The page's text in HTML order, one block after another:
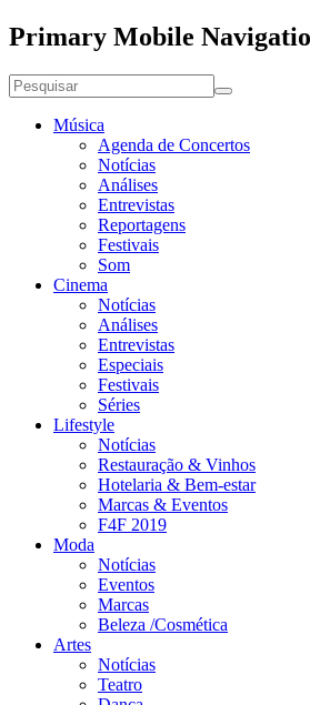
Primary Mobile
Música
Agenda de Concertos
Notícias
Análises
Entrevistas
Reportagens
Festivais
Som
Cinema
Notícias
Análises
Entrevistas
Especiais
Festivais
Séries
Lifestyle
Notícias
Restauração & Vinhos
Hotelaria & Bem-estar
Marcas & Eventos
F4F 2019
Moda
Notícias
Eventos
Marcas
Beleza /Cosmética
Artes
Notícias
Teatro